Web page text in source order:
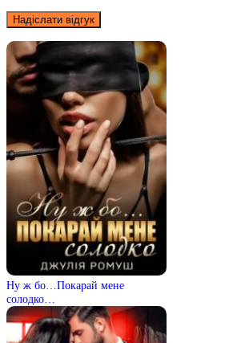
Ну ж бо…Покарай мене
солодко…